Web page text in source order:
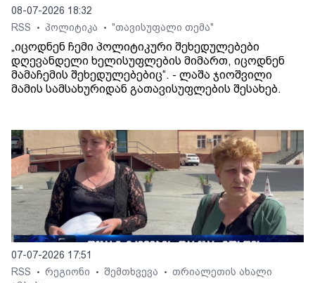
08-07-2026 18:32
RSS
• პოლიტიკა • "თავისუფალი თემა"
„იცოდნენ ჩემი პოლიტიკური შეხედულებები
დღევანდელი ხელისუფლების მიმართ, იცოდნენ
მამაჩემის შეხედულებებიც“. - ლაშა ჯიოშვილი
მამის სამსახურიდან გათავისუფლების შესახებ.
07-07-2026 17:51
RSS
• რეგიონი • შემთხვევა • თრიალეთის ახალი